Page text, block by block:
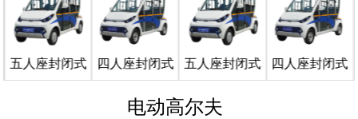
五人座封闭式 四人座封闭式
···
五人座封闭式 四人座封闭式
电动高尔夫